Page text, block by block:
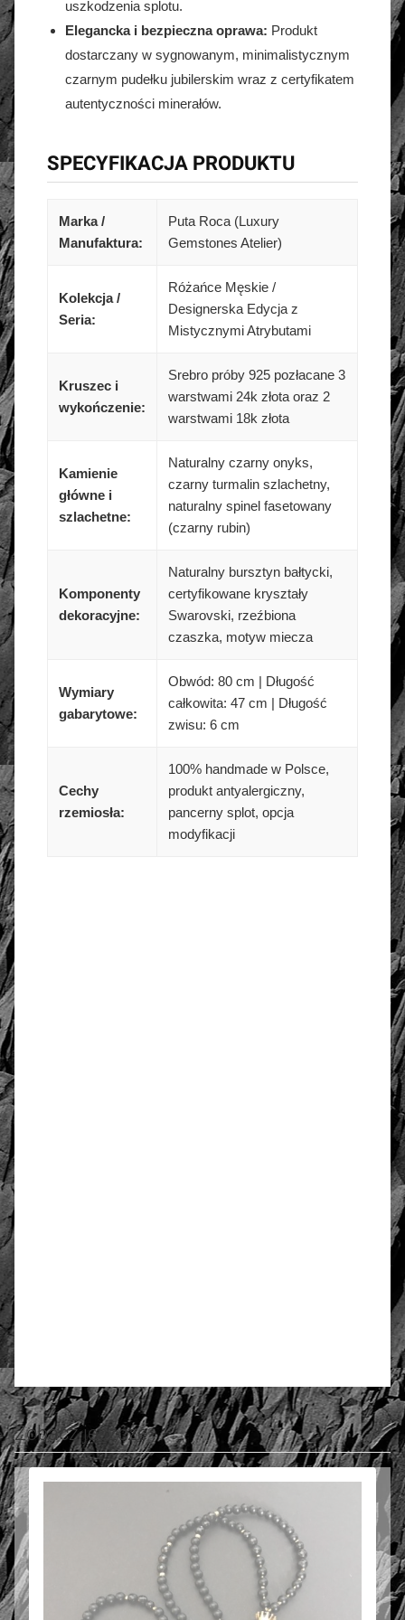
uszkodzenia splotu.
Elegancka i bezpieczna oprawa: Produkt
dostarczany w sygnowanym, minimalistycznym
czarnym pudełku jubilerskim wraz z certyfikatem
autentyczności minerałów.
SPECYFIKACJA PRODUKTU
Marka /
Manufaktura:
Puta Roca (Luxury
Gemstones Atelier)
Kolekcja /
Seria:
Różańce Męskie /
Designerska Edycja z
Mistycznymi Atrybutami
Kruszec i
wykończenie:
Srebro próby 925 pozłacane 3
warstwami 24k złota oraz 2
warstwami 18k złota
Kamienie
główne i
szlachetne:
Naturalny czarny onyks,
czarny turmalin szlachetny,
naturalny spinel fasetowany
(czarny rubin)
Komponenty
dekoracyjne:
Naturalny bursztyn bałtycki,
certyfikowane kryształy
Swarovski, rzeźbiona
czaszka, motyw miecza
Wymiary
gabarytowe:
Obwód: 80 cm | Długość
całkowita: 47 cm | Długość
zwisu: 6 cm
Cechy
rzemiosła:
100% handmade w Polsce,
produkt antyalergiczny,
pancerny splot, opcja
modyfikacji
Zobacz jeszcze